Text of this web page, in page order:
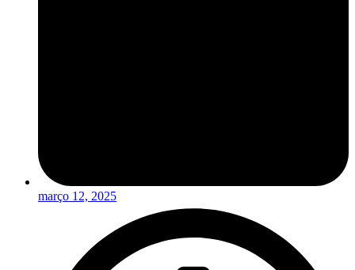
março 12, 2025